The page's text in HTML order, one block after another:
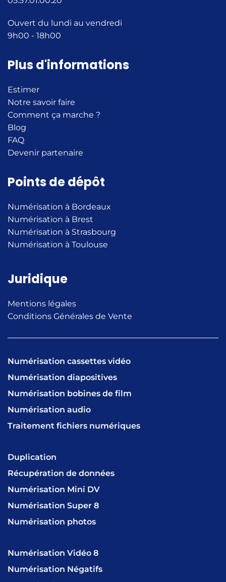
Ouvert du lundi au vendredi
9h00 - 18h00
Plus d'informations
Estimer
Notre savoir faire
Comment ça marche ?
Blog
FAQ
Devenir partenaire
Points de dépôt
Numérisation à Bordeaux
Numérisation à Brest
Numérisation à Strasbourg
Numérisation à Toulouse
Juridique
Mentions légales
Conditions Générales de Vente
Numérisation cassettes vidéo
Numérisation diapositives
Numérisation bobines de film
Numérisation audio
Traitement fichiers numériques
Duplication
Récupération de données
Numérisation Mini DV
Numérisation Super 8
Numérisation photos
Numérisation Vidéo 8
Numérisation Négatifs